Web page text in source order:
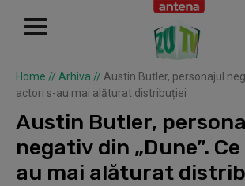
Home // Arhiva // Austin Butler, personajul
actori s-au mai alăturat distribuției
Austin Butler,
negativ din „Dune”.
au mai alăturat